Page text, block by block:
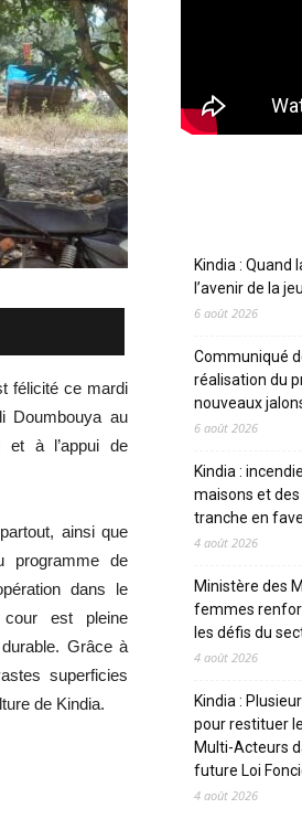
félicité ce mardi
Doumbouya au
et à l’appui de
ainsi que
programme de
dans le
cour est pleine
Grâce à
superficies
de Kindia.
Kindia : Quand
l’avenir de la
6 août 2026
Communiqué
réalisation du
nouveaux
6 août 2026
Kindia :
maisons et des
tranche en
4 août 2026
Ministère des
femmes
les défis du
4 août 2026
Kindia :
pour restituer
Multi-Acteurs
future Loi
4 août 2026